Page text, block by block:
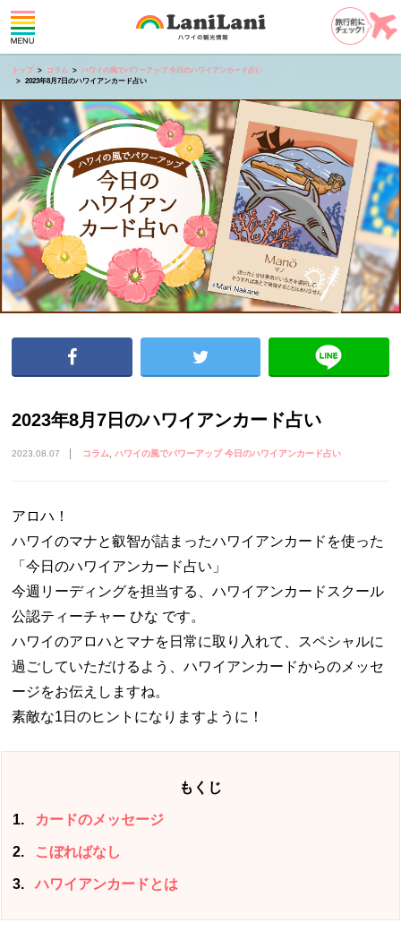
トップ コラム
ハワイの風でパワーアップ 今日のハワイアンカード占い
2023年8月7日のハワイアンカード占い
2023年8月7日のハワイアンカード占い
2023.08.07 コラム ハワイの風でパワーアップ 今日のハワイアンカード占い
アロハ！
ハワイのマナと叡智が詰まったハワイアンカードを使った
「今日のハワイアンカード占い」
今週リーディングを担当する、ハワイアンカードスクール
公認ティーチャー ひな です。
ハワイのアロハとマナを日常に取り入れて、スペシャルに
過ごしていただけるよう、ハワイアンカードからのメッセ
ージをお伝えしますね。
素敵な1日のヒントになりますように！
もくじ
1 カードのメッセージ
2 こぼればなし
3 ハワイアンカードとは